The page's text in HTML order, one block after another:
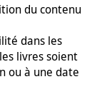
du contenu
dans les
livres soient
ou à une date